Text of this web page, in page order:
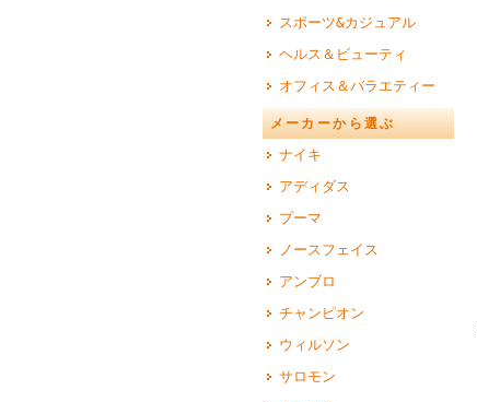
スポーツ&カジュアル
ヘルス＆ビューティ
オフィス＆バラエティー
メーカーから選ぶ
ナイキ
アディダス
プーマ
ノースフェイス
アンブロ
チャンピオン
ウィルソン
サロモン